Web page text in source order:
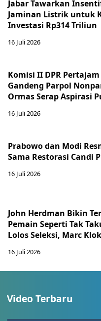
Jabar Tawarkan
Jaminan Listrik untuk
Investasi Rp314 Triliun
16 Juli 2026
Komisi II DPR
Gandeng Parpol
Ormas Serap Aspirasi
16 Juli 2026
Prabowo dan Modi
Sama Restorasi Candi
16 Juli 2026
John Herdman Bikin
Pemain Seperti Tak
Lolos Seleksi, Marc
16 Juli 2026
Video Terbaru